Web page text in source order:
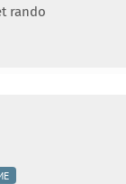
rando